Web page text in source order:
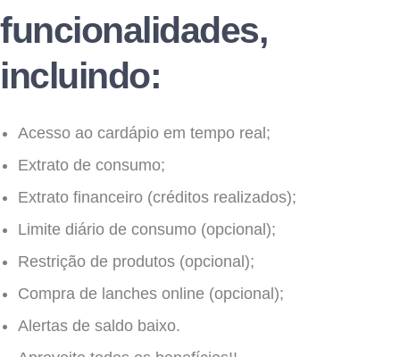
funcionalidades,
incluindo:
Acesso ao cardápio em tempo real;
Extrato de consumo;
Extrato financeiro (créditos realizados);
Limite diário de consumo (opcional);
Restrição de produtos (opcional);
Compra de lanches online (opcional);
Alertas de saldo baixo.